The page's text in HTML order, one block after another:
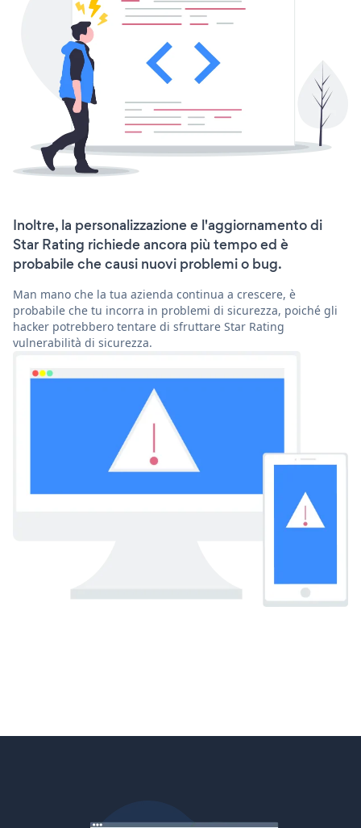
Inoltre, la personalizzazione e l'aggiornamento di
Star Rating richiede ancora più tempo ed è
probabile che causi nuovi problemi o bug.
Man mano che la tua azienda continua a crescere, è
probabile che tu incorra in problemi di sicurezza, poiché gli
hacker potrebbero tentare di sfruttare Star Rating
vulnerabilità di sicurezza.